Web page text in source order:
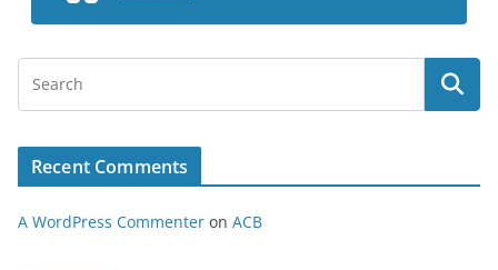
Recent Comments
A WordPress Commenter on ACB